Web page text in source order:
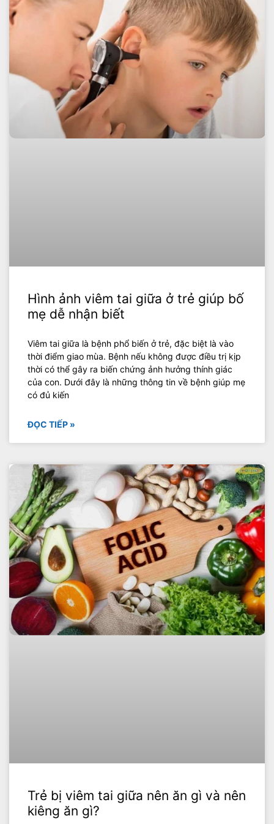
Hình ảnh viêm tai giữa ở trẻ giúp bố
mẹ dễ nhận biết
Viêm tai giữa là bệnh phổ biến ở trẻ, đặc biệt là vào
thời điểm giao mùa. Bệnh nếu không được điều trị kịp
thời có thể gây ra biến chứng ảnh hưởng thính giác
của con. Dưới đây là những thông tin về bệnh giúp mẹ
có đủ kiến
ĐỌC TIẾP »
Trẻ bị viêm tai giữa nên ăn gì và nên
kiêng ăn gì?